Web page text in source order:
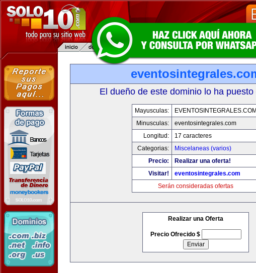
El dueño de este dominio lo ha puesto
Mayusculas:
EVENTOSINTEGRALES.COM
Minusculas:
eventosintegrales.com
Longitud:
17 caracteres
Categorias:
Miscelaneas (varios)
Precio:
Realizar una oferta!
Visitar!
eventosintegrales.com
Serán consideradas ofertas
Realizar una Oferta
Precio Ofrecido $